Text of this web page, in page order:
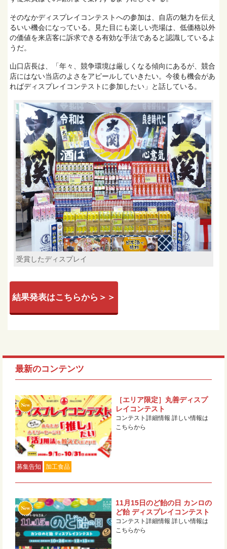
そのなかディスプレイコンテストへの参加は、自店の魅力を伝え
るいい機会になっている。見た目にも楽しい売場は、低価格以外
の価値を来店客に訴求できる有効な手法であると認識しているよ
うだ。
山口店長は、「年々、競争環境は厳しくなる傾向にあるが、競合
店にはない当店のよさをアピールしていきたい。今後も機会があ
ればディスプレイコンテストに参加したい」と話している。
受賞したディスプレイ
結果発表はこちらから＞＞
最新のコンテンツ
募集告知 加工食品
［エリア限定］丸善ディスプ
レイコンテスト
コンテスト詳細情報 詳しい情報は
こちらから
11月15日のど飴の日 カンロの
ど飴 ディスプレイコンテスト
コンテスト詳細情報 詳しい情報は
こちらから